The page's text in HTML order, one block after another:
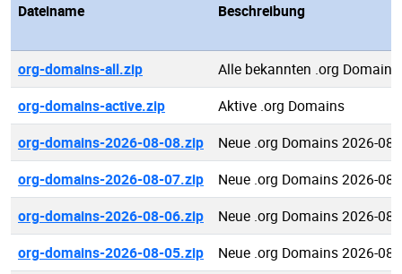
Dateiname Beschreibung
org-domains-all.zip
Alle bekannten .org Domains
org-domains-active.zip
Aktive .org Domains
org-domains-2026-08-08.zip
Neue .org Domains 2026-08-
org-domains-2026-08-07.zip
Neue .org Domains 2026-08-
org-domains-2026-08-06.zip
Neue .org Domains 2026-08-
org-domains-2026-08-05.zip
Neue .org Domains 2026-08-